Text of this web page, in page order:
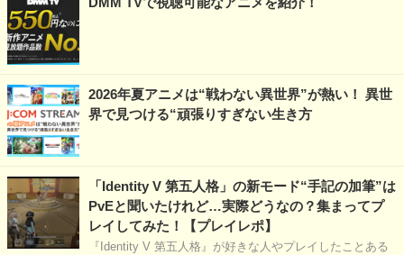
2026年夏アニメは“戦わない異世界”が熱い！ 異世
界で見つける“頑張りすぎない生き方
「Identity V 第五人格」の新モード“手記の加筆”は
PvEと聞いたけれど…実際どうなの？集まってプ
レイしてみた！【プレイレポ】
『Identity V 第五人格』が好きな人やプレイしたことある